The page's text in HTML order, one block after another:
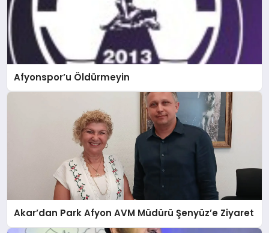
Afyonspor’u Öldürmeyin
Akar’dan Park Afyon AVM Müdürü Şenyüz’e Ziyaret